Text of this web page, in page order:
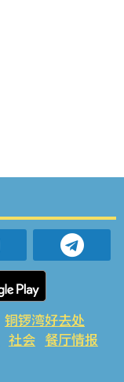
铜锣湾好去处
社会 餐厅情报